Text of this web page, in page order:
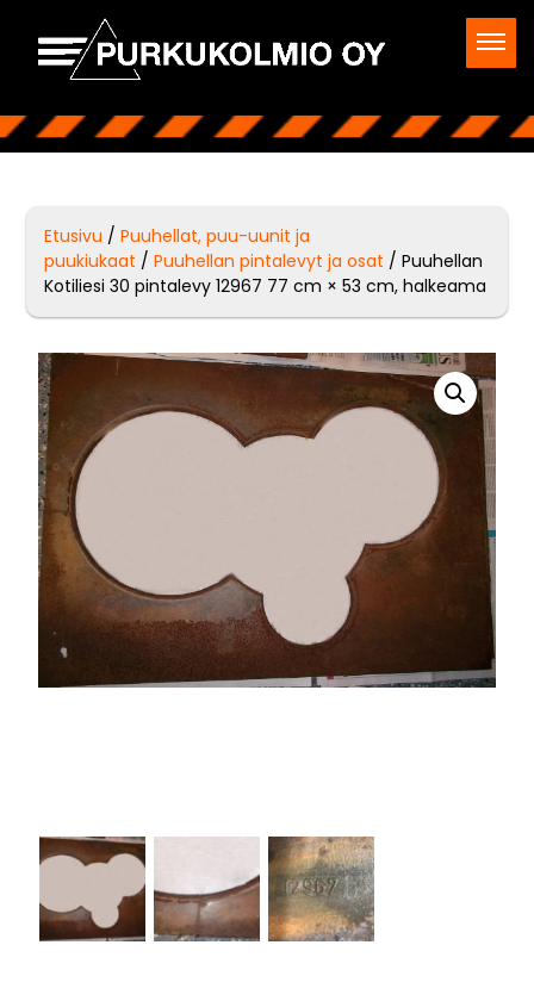
Etusivu /Puuhellat, puu-uunit ja
puukiukaat /Puuhellan pintalevyt ja osat / Puuhellan
Kotiliesi 30 pintalevy 12967 77 cm × 53 cm, halkeama